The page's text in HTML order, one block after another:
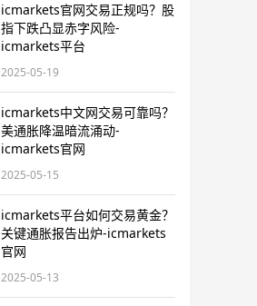
icmarkets官网交易正规吗？股
指下跌凸显赤字风险-
icmarkets平台
2025-05-19
icmarkets中文网交易可靠吗？
美通胀降温暗流涌动-
icmarkets官网
2025-05-15
icmarkets平台如何交易黄金？
关键通胀报告出炉-icmarkets
官网
2025-05-13